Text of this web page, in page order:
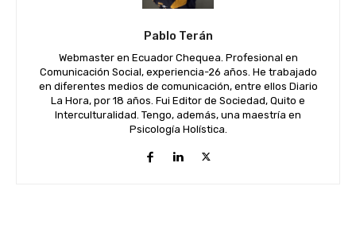
Pablo Terán
Webmaster en Ecuador Chequea. Profesional en
Comunicación Social, experiencia-26 años. He trabajado
en diferentes medios de comunicación, entre ellos Diario
La Hora, por 18 años. Fui Editor de Sociedad, Quito e
Interculturalidad. Tengo, además, una maestría en
Psicología Holística.